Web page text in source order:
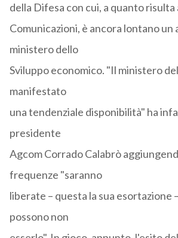
della Difesa con cui, a quanto
Comunicazioni, è ancora lontano un
ministero dello
Sviluppo economico. "Il ministero
manifestato
una tendenziale disponibilità" ha
presidente
Agcom Corrado Calabrò
frequenze "saranno
liberate – questa la sua esortazione
possono non